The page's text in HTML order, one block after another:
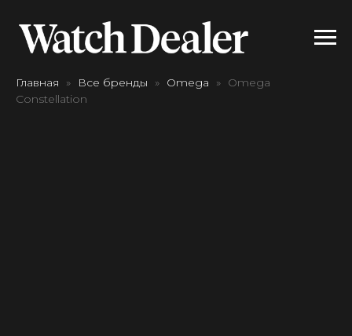
Главная Все бренды Omega
Omega
Constellation